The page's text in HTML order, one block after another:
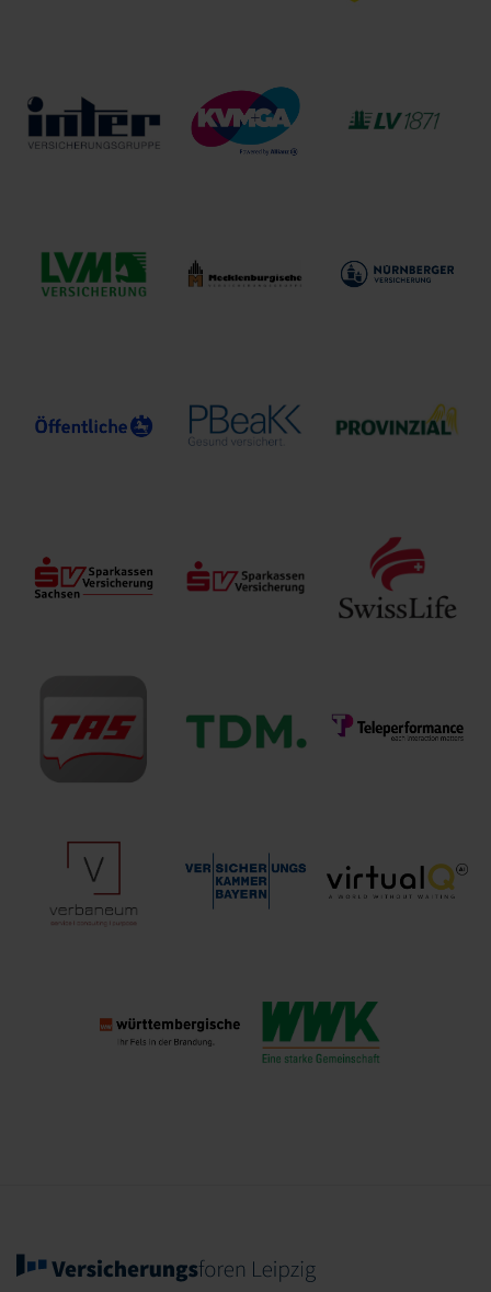
HanseMerkur
Versicherungsgruppe
HDI
Versicherungen Allgemeine
Versicherungs AG
INTER
Versicherungsgruppe Vertriebsmanagement
GmbH
Lebensversicherung
von 1871 a.G.
Versicherungen
Mecklenburgische
Versicherungsgruppe
NÜRNBERGER
Versicherung
Sachversicherung
Braunschweig
Postbeamtenkrankenkasse Provinzial
Versicherung AG
Versicherung
Sachsen
SparkassenVersicherung
Holding AG Deutschland
TAS AG
TDM. Telefon-
Direkt-Marketing
GmbH
Teleperformance
verbaneum
GmbH
Versicherungskammer
Bayern virtualQ